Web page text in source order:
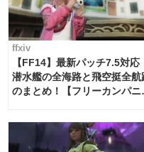
ffxiv
【FF14】最新パッチ7.5対応
潜水艦の全海路と飛空挺全航
のまとめ！【フリーカンパニ